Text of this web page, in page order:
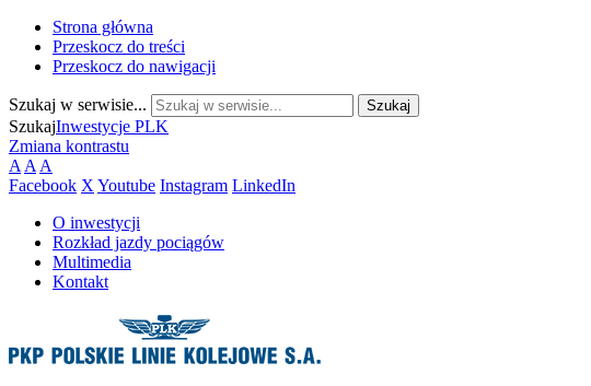
Strona główna
Przeskocz do treści
Przeskocz do nawigacji
Szukaj w serwisie...
SzukajInwestycje PLK
Zmiana kontrastu
A A A
Facebook X Youtube Instagram LinkedIn
O inwestycji
Rozkład jazdy pociągów
Multimedia
Kontakt